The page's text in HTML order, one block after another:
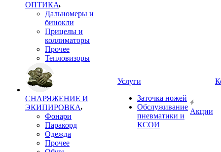
ОПТИКА
Дальномеры и
бинокли
Прицелы и
коллиматоры
Прочее
Тепловизоры
СНАРЯЖЕНИЕ И
ЭКИПИРОВКА
Фонари
Паракорд
Одежда
Прочее
Услуги
Заточка ножей
Обслуживание
пневматики и
КСОИ
Акции